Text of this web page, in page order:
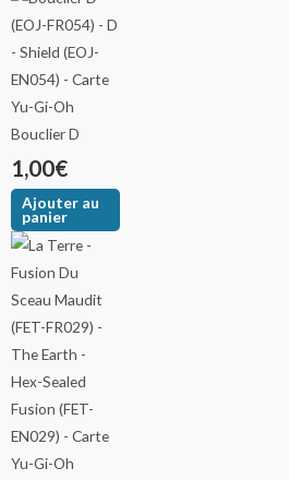
Bouclier D
1,00€
Ajouter au
panier